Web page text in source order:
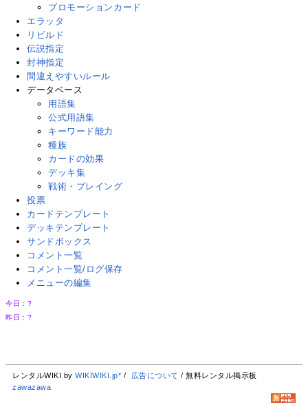
プロモーションカード
エラッタ
リビルド
伝説指定
封神指定
間違えやすいルール
データベース
用語集
公式用語集
キーワード能力
種族
カードの効果
デッキ集
戦術・プレイング
投票
カードテンプレート
デッキテンプレート
サンドボックス
コメント一覧
コメント一覧/ログ保存
メニューの編集
今日： ?
昨日： ?
レンタルWIKI byWIKIWIKI.jp* / 広告について / 無料レンタル掲示板
zawazawa